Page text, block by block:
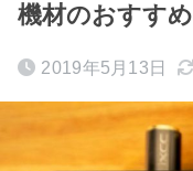
機材のおすすめ
2019年5月13日